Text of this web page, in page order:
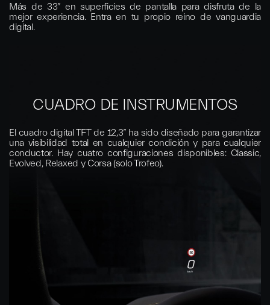
Más de 33” en superficies de pantalla para disfruta de la
mejor experiencia. Entra en tu propio reino de vanguardia
digital.
CUADRO DE INSTRUMENTOS
El cuadro digital TFT de 12,3” ha sido diseñado para garantizar
una visibilidad total en cualquier condición y para cualquier
conductor. Hay cuatro configuraciones disponibles: Classic,
Evolved, Relaxed y Corsa (solo Trofeo).
PANTALLA DE VISUALIZACIÓN
La pantalla de última generación y visión clara muestra los
datos clave de la conducción y la navegación, así como los
elementos emergentes de seguridad, para que puedas